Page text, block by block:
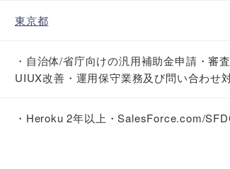
東京都
・自治体/省庁向けの汎用補助金申請・審
UIUX改善・運用保守業務及び問い合わせ
・Heroku 2年以上・SalesForce.com/